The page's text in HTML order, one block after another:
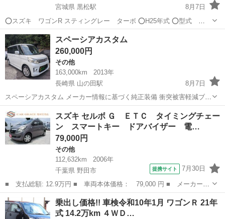
宮城県 黒松駅
8月7日
⭕️スズキ ワゴンR スティングレー ターボ ⭕️H25年式 ⭕️型式
MH34S ⭕️ 色:- 赤 ⭕2WD ⭕️約98312キロ まだ少し使うので伸びます
⭕️アイドリング ストップ バッテリー新品に交換し...
宮城 仙台市 ワゴンＲ
スペーシアカスタム
260,000円
その他
163,000km
2013年
長崎県 山の田駅
8月7日
スペーシアカスタム メーカー情報に基づく純正装備 衝突被害軽減ブレ
ーキ: レーダーブレーキサポート、エアバッグ: 運転席・助手席 オプシ
ョン カロッツェリアフルセグナビ ETC フロアマット出品 ...
長崎 山の田駅
スズキ セルボ Ｇ ＥＴＣ タイミングチェー
ン スマートキー ドアバイザー 電…
79,000円
その他
112,632km
2006年
千葉県 野田市
提携サイト 7月30日
■ 支払総額: 12.9万円 ■ 車両本体価格： 79,000 円 ■ メーカー
名： スズキ ■ 車種名： セルボ ■ グレード名： Ｇ ＥＴＣ
タイミングチェーン スマートキー ドアバイザー 電動格納ドアミ
ラー 純正セキ...
千葉 野田市 その他
乗出し価格!! 車検令和10年1月 ワゴンＲ 21年
式 14.2万km ４ＷＤ…